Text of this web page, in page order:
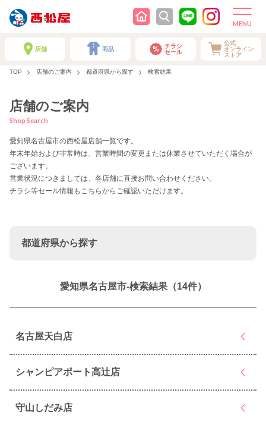
店舗 商品
チラシ
セール
公式
オンライン
ストア
TOP 店舗のご案内 都道府県から探す 検索結果
店舗のご案内
Shop Search
愛知県名古屋市の西松屋店舗一覧です。
年末年始および非常時は、営業時間の変更または休業させていただく場合が
ございます。
営業状況につきましては、各店舗に直接お問い合わせください。
チラシ等セール情報もこちらからご確認いただけます。
都道府県から探す
愛知県名古屋市-検索結果（14件）
名古屋天白店
シャンピアポート高辻店
守山しだみ店